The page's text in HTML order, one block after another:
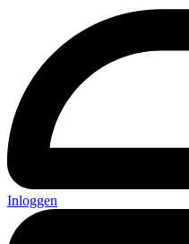
Inloggen